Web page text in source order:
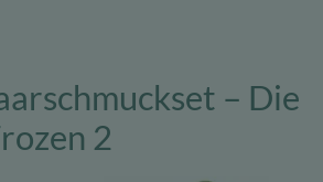
– Die
2